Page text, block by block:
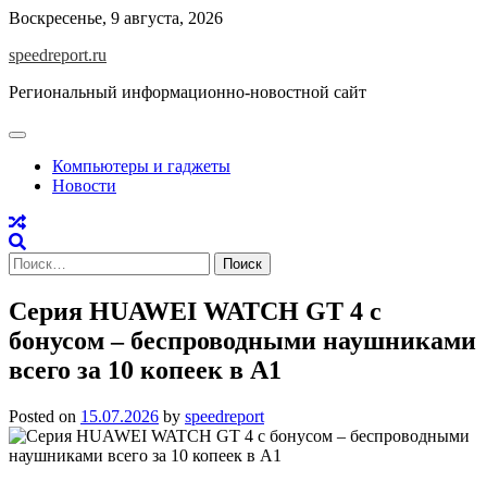
Skip
content
Воскресенье, 9 августа, 2026
speedreport.ru
Региональный информационно-новостной сайт
Компьютеры и гаджеты
Новости
Найти:
Серия HUAWEI WATCH GT 4 с
бонусом – беспроводными наушниками
всего за 10 копеек в А1
Posted on 15.07.2026 by speedreport